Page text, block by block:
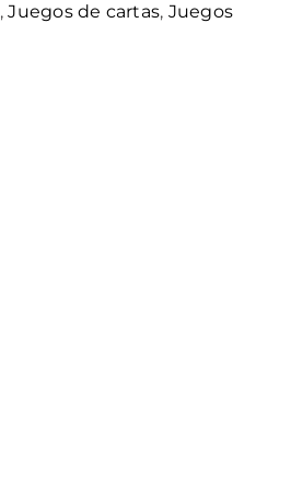
,Juegos de cartas, Juegos